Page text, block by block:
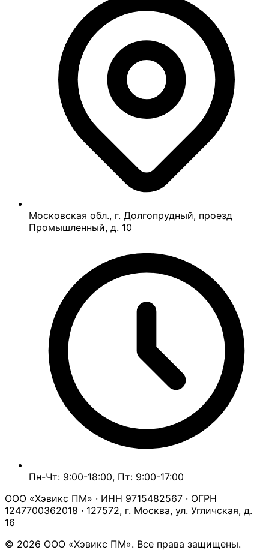
Московская обл., г. Долгопрудный, проезд
Промышленный, д. 10
Пн-Чт: 9:00-18:00, Пт: 9:00-17:00
ООО «Хэвикс ПМ» · ИНН 9715482567 · ОГРН
1247700362018 · 127572, г. Москва, ул. Угличская, д.
16
© 2026 ООО «Хэвикс ПМ». Все права защищены.